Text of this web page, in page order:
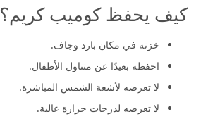
كيف يحفظ كوميب كريم؟
خزنه في مكان بارد وجاف.
احفظه بعيدًا عن متناول الأطفال.
لا تعرضه لأشعة الشمس المباشرة.
لا تعرضه لدرجات حرارة عالية.